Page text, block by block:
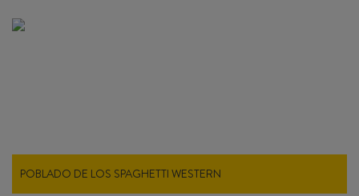
POBLADO DE LOS SPAGHETTI WESTERN